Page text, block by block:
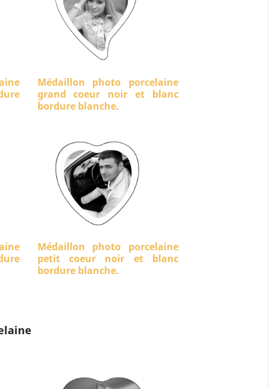
Médaillon photo porcelaine
grand coeur noir et blanc
bordure blanche.
Médaillon photo porcelaine
petit coeur noir et blanc
bordure blanche.